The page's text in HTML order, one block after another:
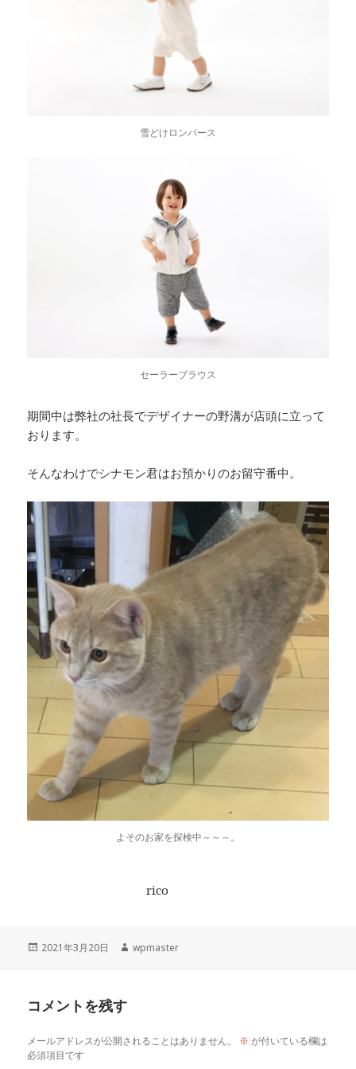
雪どけロンパース
セーラーブラウス
期間中は弊社の社長でデザイナーの野溝が店頭に立って
おります。
そんなわけでシナモン君はお預かりのお留守番中。
よそのお家を探検中～～～。
rico
投
2021年3月20日
作
wpmaster
コメントを残す
メールアドレスが公開されることはありません。 ※ が付いている欄は
必須項目です